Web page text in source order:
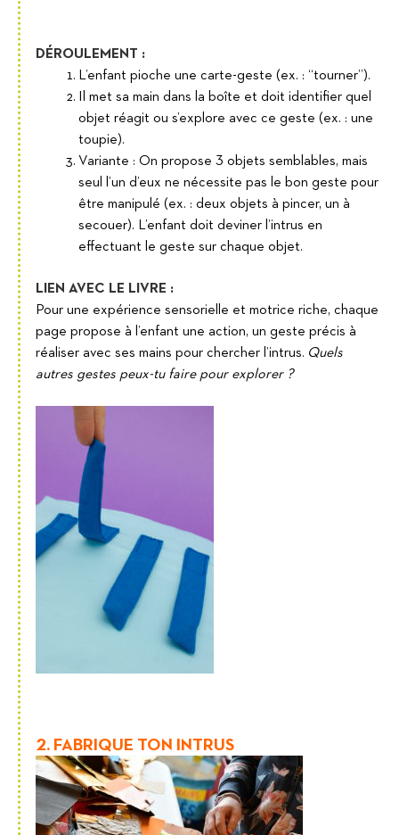
DÉROULEMENT :
L’enfant pioche une carte-geste (ex. : “tourner”).
Il met sa main dans la boîte et doit identifier quel
objet réagit ou s’explore avec ce geste (ex. : une
toupie).
Variante : On propose 3 objets semblables, mais
seul l’un d’eux ne nécessite pas le bon geste pour
être manipulé (ex. : deux objets à pincer, un à
secouer). L’enfant doit deviner l’intrus en
effectuant le geste sur chaque objet.
LIEN AVEC LE LIVRE :
Pour une expérience sensorielle et motrice riche, chaque
page propose à l’enfant une action, un geste précis à
réaliser avec ses mains pour chercher l’intrus. Quels
autres gestes peux-tu faire pour explorer ?
2. FABRIQUE TON INTRUS